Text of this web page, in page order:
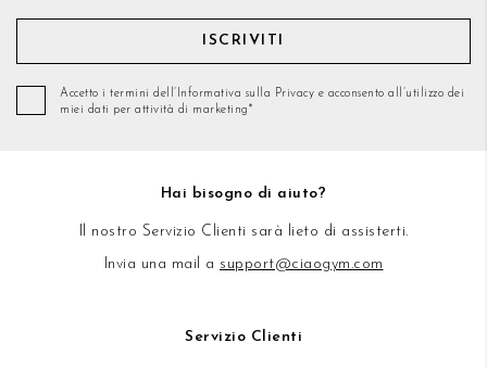
ISCRIVITI
Accetto i termini dell’Informativa sulla Privacy e acconsento all’utilizzo dei
miei dati per attività di marketing*
Hai bisogno di aiuto?
Il nostro Servizio Clienti sarà lieto di assisterti.
Invia una mail a support@ciaogym.com
Servizio Clienti